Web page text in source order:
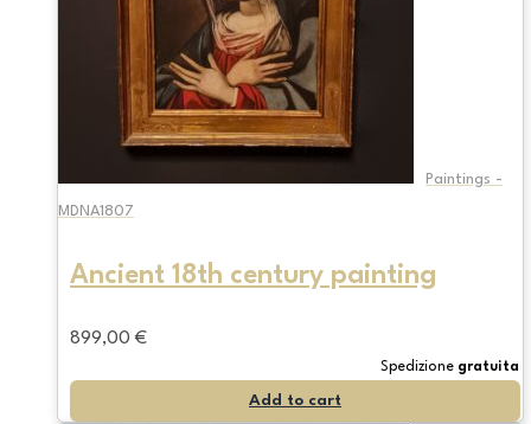
Paintings -
MDNA1807
Ancient 18th century painting
899,00 €
Spedizione gratuita
Add to cart